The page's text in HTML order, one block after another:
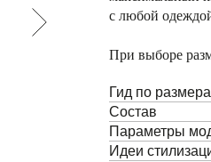
с любой
При выборе
Гид по
Состав
Параметры
Идеи